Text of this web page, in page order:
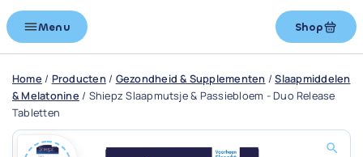
Menu Shop
Home / Producten/ Gezondheid & Supplementen /Slaapmiddelen
& Melatonine / Shiepz Slaapmutsje & Passiebloem - Duo Release
Tabletten